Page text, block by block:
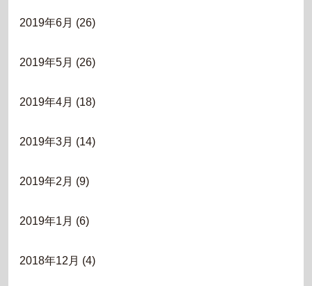
2019年6月 (26)
2019年5月 (26)
2019年4月 (18)
2019年3月 (14)
2019年2月 (9)
2019年1月 (6)
2018年12月 (4)